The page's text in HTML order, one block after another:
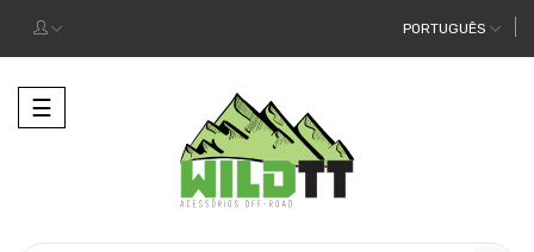
PORTUGUÊS
Alternar
a
☰